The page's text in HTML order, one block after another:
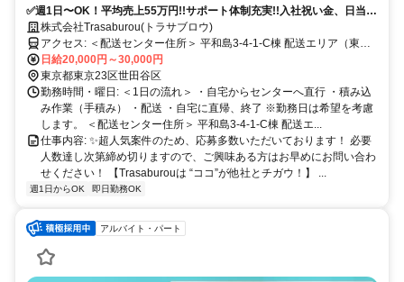
✅週1日〜OK！平均売上55万円!!サポート体制充実!!入社祝い金、日当保
証あり！
株式会社Trasaburou(トラサブロウ)
アクセス: ＜配送センター住所＞ 平和島3-4-1-C棟 配送エリア（東京
都大田区、品川区、港区、目黒区）
日給20,000円～30,000円
東京都東京23区世田谷区
勤務時間・曜日: ＜1日の流れ＞ ・自宅からセンターへ直行 ・積み込
み作業（手積み） ・配送 ・自宅に直帰、終了 ※勤務日は希望を考慮
します。 ＜配送センター住所＞ 平和島3-4-1-C棟 配送エ...
仕事内容: ✨超人気案件のため、応募多数いただいております！ 必要
人数達し次第締め切りますので、ご興味ある方はお早めにお問い合わ
せください！ 【Trasaburouは “ココ”が他社とチガウ！】 ...
週1日からOK 即日勤務OK
アルバイト・パート